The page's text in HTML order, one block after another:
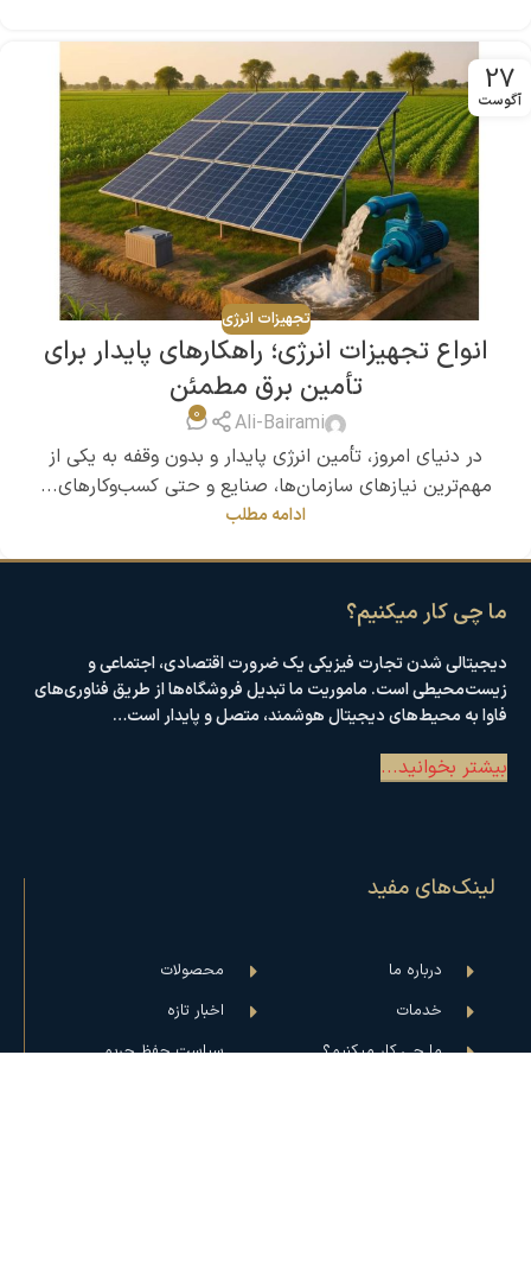
27
آگوست
تجهیزات انرژی
انواع تجهیزات انرژی؛ راهکارهای پایدار برای
تأمین برق مطمئن
Ali-Bairami
0
در دنیای امروز، تأمین انرژی پایدار و بدون وقفه به یکی از
مهم‌ترین نیازهای سازمان‌ها، صنایع و حتی کسب‌وکارهای...
ادامه مطلب
لینک‌های مفید
درباره ما
خدمات
ما چی کار میکنیم؟
محصولات
اخبار تازه
سیاست حفظ حریم
ما چی کار میکنیم؟
دیجیتالی شدن تجارت فیزیکی یک ضرورت اقتصادی، اجتماعی و
زیست‌محیطی است. ماموریت ما تبدیل فروشگاه‌ها از طریق فناوری‌های
فاوا به محیط‌های دیجیتال هوشمند، متصل و پایدار است…
بیشتر بخوانید...